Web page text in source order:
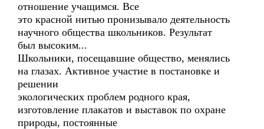
отношение учащимся. Все
это красной нитью пронизывало деятельность
научного общества школьников. Результат
был высоким...
Школьники, посещавшие общество, менялись
на глазах. Активное участие в постановке и
решении
экологических проблем родного края,
изготовление плакатов и выставок по охране
природы, постоянные